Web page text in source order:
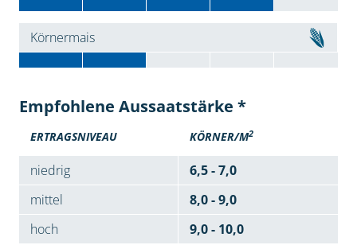
Körnermais
Empfohlene Aussaatstärke *
ERTRAGSNIVEAU KÖRNER/M2
niedrig
6,5 - 7,0
mittel
8,0 - 9,0
hoch
9,0 - 10,0